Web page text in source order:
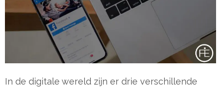
In de digitale wereld zijn er drie verschillende